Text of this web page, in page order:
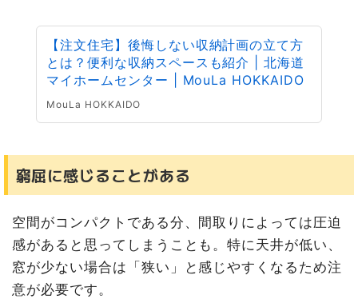
【注文住宅】後悔しない収納計画の立て方
とは？便利な収納スペースも紹介 | 北海道
マイホームセンター | MouLa HOKKAIDO
MouLa HOKKAIDO
窮屈に感じることがある
空間がコンパクトである分、間取りによっては圧迫
感があると思ってしまうことも。特に天井が低い、
窓が少ない場合は「狭い」と感じやすくなるため注
意が必要です。